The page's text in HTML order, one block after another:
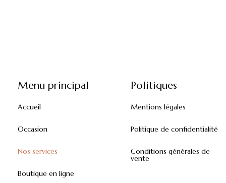
Menu principal
Accueil
Occasion
Nos services
Boutique en ligne
Politiques
Mentions légales
Politique de confidentialité
Conditions générales de
vente